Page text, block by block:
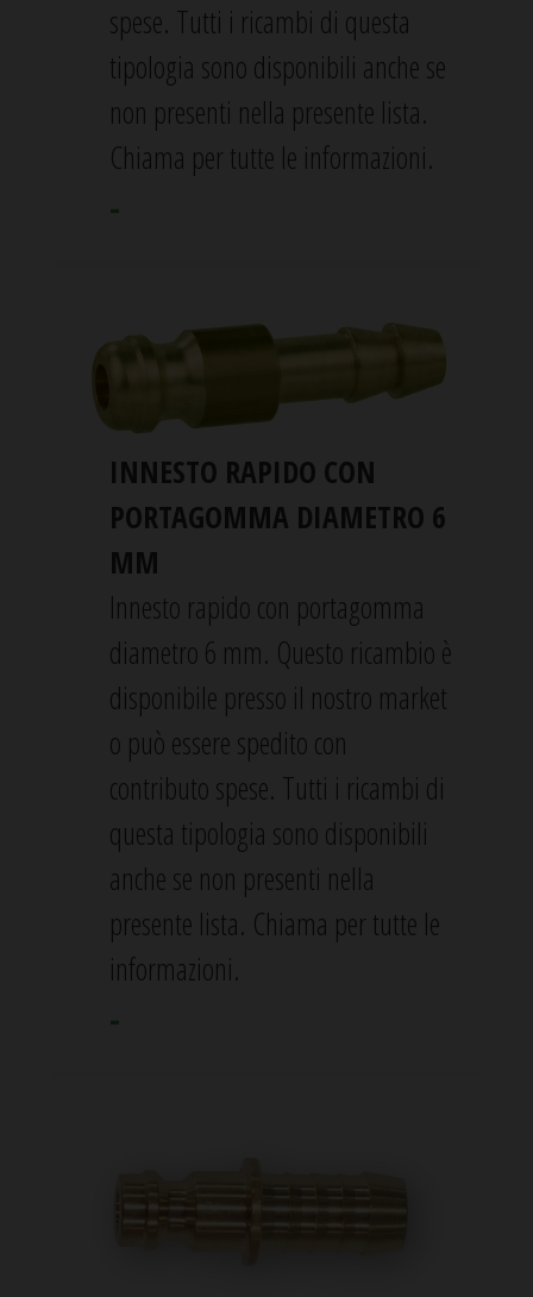
spese. Tutti i ricambi di questa
tipologia sono disponibili anche se
non presenti nella presente lista.
Chiama per tutte le informazioni.
-
INNESTO RAPIDO CON
PORTAGOMMA DIAMETRO 6
MM
Innesto rapido con portagomma
diametro 6 mm. Questo ricambio è
disponibile presso il nostro market
o può essere spedito con
contributo spese. Tutti i ricambi di
questa tipologia sono disponibili
anche se non presenti nella
presente lista. Chiama per tutte le
informazioni.
-